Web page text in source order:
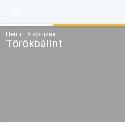
Пешт · Угорщина
Törökbálint